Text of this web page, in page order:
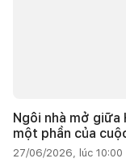
Ngôi nhà mở
một phần của
27/06/2026, lúc 10:00